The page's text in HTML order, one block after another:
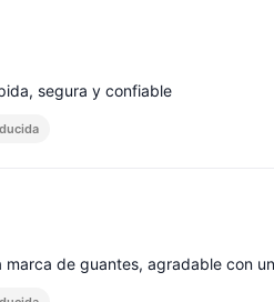
segura y confiable
marca de guantes, agradable con